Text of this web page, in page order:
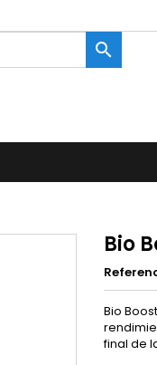

Bio
Bio Boost
final de